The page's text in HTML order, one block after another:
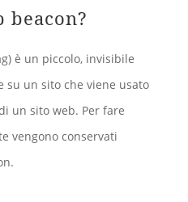
beacon?
è un piccolo, invisibile
su un sito che viene usato
un sito web. Per fare
vengono conservati